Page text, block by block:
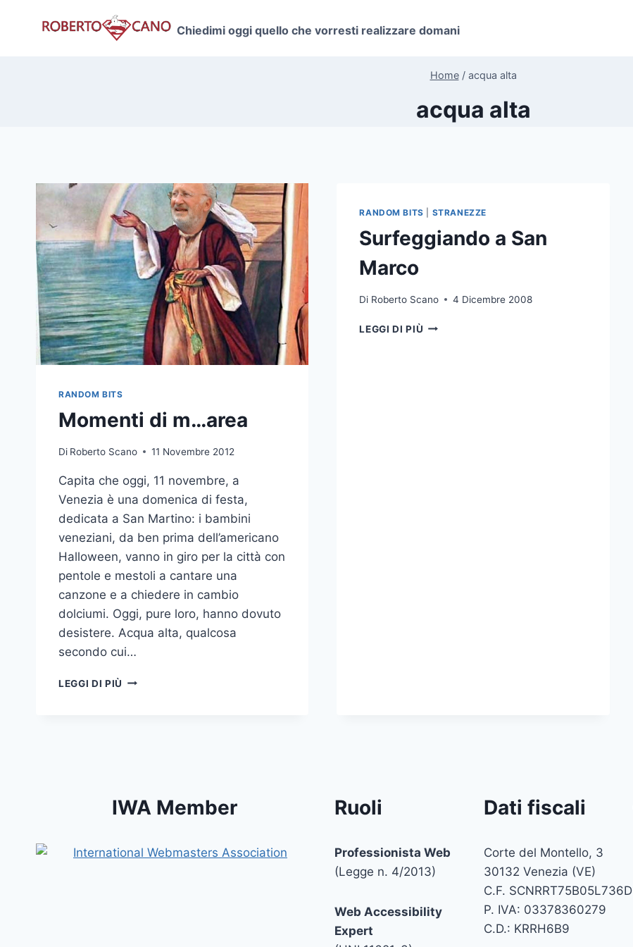
Chiedimi oggi quello che vorresti realizzare domani
Home / acqua alta
acqua alta
RANDOM BITS
Momenti di m…area
Di Roberto Scano 11 Novembre 2012
Capita che oggi, 11 novembre, a
Venezia è una domenica di festa,
dedicata a San Martino: i bambini
veneziani, da ben prima dell’americano
Halloween, vanno in giro per la città con
pentole e mestoli a cantare una
canzone e a chiedere in cambio
dolciumi. Oggi, pure loro, hanno dovuto
desistere. Acqua alta, qualcosa
secondo cui…
LEGGI DI PIÙ MOMENTI
RANDOM BITS STRANEZZE
Surfeggiando a San
Marco
Di Roberto Scano 4 Dicembre 2008
LEGGI DI PIÙ SURFEGGIANDO
IWA Member Ruoli
Professionista Web
(Legge n. 4/2013)
Web Accessibility
Expert
Dati fiscali
Corte del Montello, 3
30132 Venezia (VE)
C.F. SCNRRT75B05L736D
P. IVA: 03378360279
C.D.: KRRH6B9